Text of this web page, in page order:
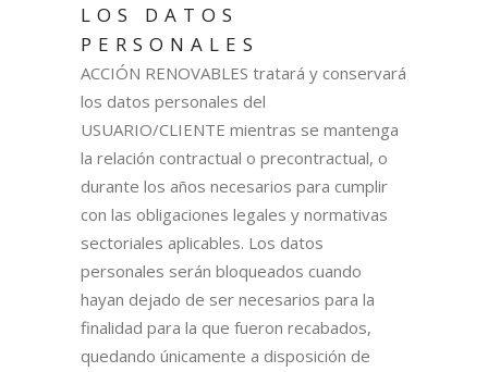
LOS DATOS
PERSONALES
ACCIÓN RENOVABLES tratará y conservará
los datos personales del
USUARIO/CLIENTE mientras se mantenga
la relación contractual o precontractual, o
durante los años necesarios para cumplir
con las obligaciones legales y normativas
sectoriales aplicables. Los datos
personales serán bloqueados cuando
hayan dejado de ser necesarios para la
finalidad para la que fueron recabados,
quedando únicamente a disposición de